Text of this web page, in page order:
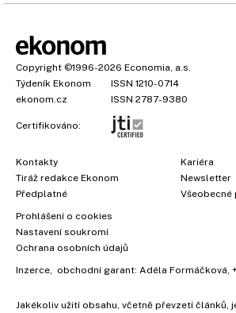
Copyright ©1996-2026 Economia, a.s.
Týdeník Ekonom
ISSN 1210-0714
ekonom.cz
ISSN 2787-9380
Certifikováno:
Kontakty
Tiráž redakce Ekonom
Předplatné
Kariéra
Newsletter
Všeobecné
Prohlášení o cookies
Nastavení soukromí
Ochrana osobních údajů
Inzerce , obchodní garant: Adéla Formáčková
Jakékoliv užití obsahu, včetně převzetí článků,